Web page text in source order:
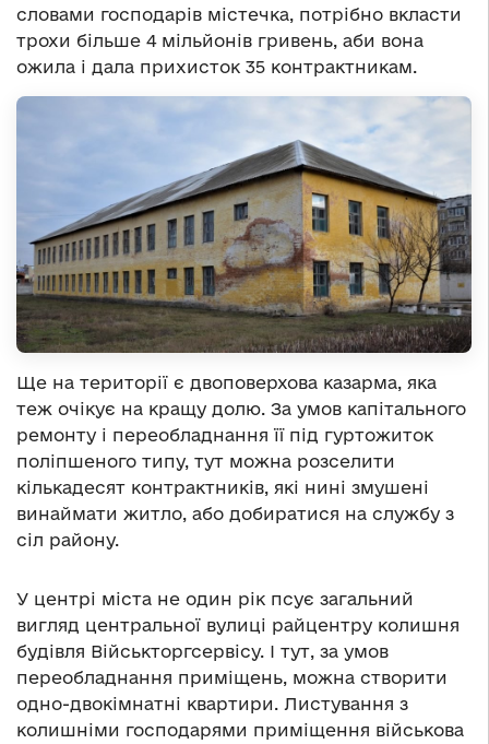
словами господарів містечка, потрібно вкласти
трохи більше 4 мільйонів гривень, аби вона
ожила і дала прихисток 35 контрактникам.
Ще на території є двоповерхова казарма, яка
теж очікує на кращу долю. За умов капітального
ремонту і переобладнання її під гуртожиток
поліпшеного типу, тут можна розселити
кількадесят контрактників, які нині змушені
винаймати житло, або добиратися на службу з
сіл району.
У центрі міста не один рік псує загальний
вигляд центральної вулиці райцентру колишня
будівля Військторгсервісу. І тут, за умов
переобладнання приміщень, можна створити
одно-двокімнатні квартири. Листування з
колишніми господарями приміщення військова